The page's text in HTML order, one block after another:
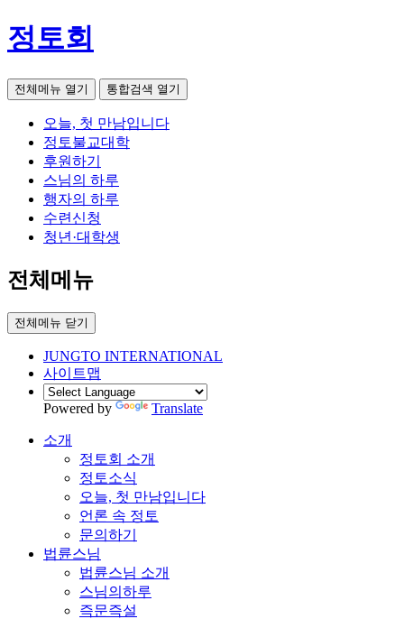
정토회
전체메뉴 열기 통합검색 열기
오늘, 첫 만남입니다
정토불교대학
후원하기
스님의 하루
행자의 하루
수련신청
청년·대학생
전체메뉴
전체메뉴 닫기
JUNGTO INTERNATIONAL
사이트맵
Powered by Translate
소개
정토회 소개
정토소식
오늘, 첫 만남입니다
언론 속 정토
문의하기
법륜스님
법륜스님 소개
스님의하루
즉문즉설